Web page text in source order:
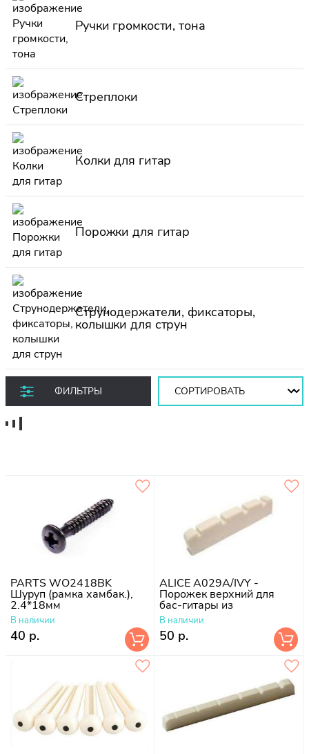
Ручки громкости, тона
Стреплоки
Колки для гитар
Порожки для гитар
Струнодержатели, фиксаторы,
колышки для струн
ФИЛЬТРЫ
Сортировать:
PARTS WO2418BK
Шуруп (рамка хамбак.),
2.4*18мм
В наличии
40 р.
ALICE A029A/IVY -
Порожек верхний для
бас-гитары из
пластмассы, цвет -
слоновая кость.
В наличии
50 р.